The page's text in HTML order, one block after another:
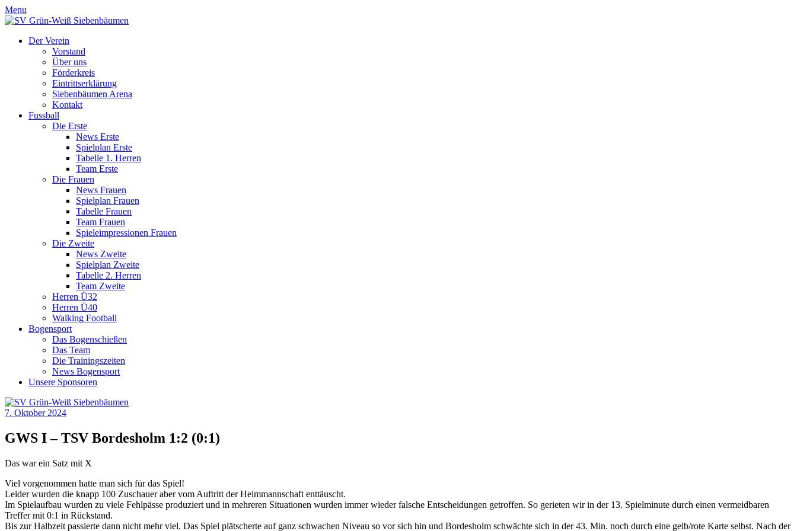
Menu
Der Verein
Vorstand
Über uns
Förderkreis
Eintrittserklärung
Siebenbäumen Arena
Kontakt
Fussball
Die Erste
News Erste
Spielplan Erste
Tabelle 1. Herren
Team Erste
Die Frauen
News Frauen
Spielplan Frauen
Tabelle Frauen
Team Frauen
Spieleimpressionen Frauen
Die Zweite
News Zweite
Spielplan Zweite
Tabelle 2. Herren
Team Zweite
Herren Ü32
Herren Ü40
Walking Football
Bogensport
Das Bogenschießen
Das Team
Die Trainingszeiten
News Bogensport
Unsere Sponsoren
7. Oktober 2024
GWS I – TSV Bordesholm 1:2 (0:1)
Das war ein Satz mit X
Viel vorgenommen hatte man sich für das Spiel!
Leider wurden die knapp 100 Zuschauer aber vom Auftritt der Heimmannschaft enttäuscht.
Im Spielaufbau wurden zu viele Fehlpässe produziert und in mehreren Situationen wurden immer wieder falsche Entscheidungen getroffen. So gerieten wir in der 13. Spielminute durch einen vermeidbaren
Treffer mit 0:1 in Rückstand.
Bis zur Halbzeit passierte dann nicht mehr viel. Das Spiel plätscherte auf ganz schwachen Niveau so vor sich hin und Bordesholm schwächte sich in der 43. Min. noch durch eine gelb/rote Karte selbst. Nach der